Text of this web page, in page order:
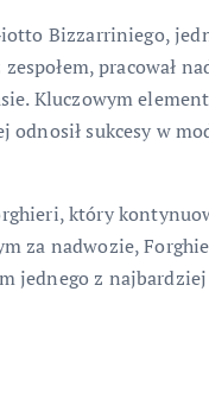
Bizzarriniego,
pracował
Kluczowym
sukcesy w
który
za nadwozie,
jednego z